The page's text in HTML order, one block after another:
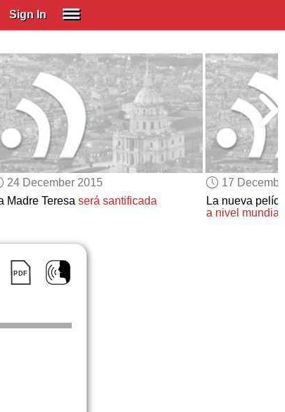
Sign In
Spanish (Spain)
Spanish (Latino)
SUBSCRIBE
EDUCATIONAL LICENSES
GIFT CARDS
OTHER LANGUAGES
24 December 2015
Madre Teresa será santificada
17
La nueva
a nivel mundial